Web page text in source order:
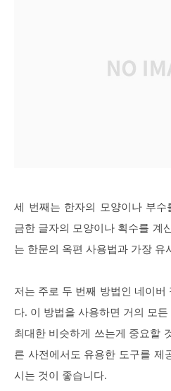
세 번째는 한자의 모양이나 부
금한 글자의 모양이나 획수를 계
는 한문의 옥편 사용법과 가장 유
저는 주로 두 번째 방법인 네이버
다. 이 방법을 사용하면 거의 모
최대한 비슷하게 쓰는게 중요할
른 사전에서도 유용한 도구를 제
시는 것이 좋습니다.